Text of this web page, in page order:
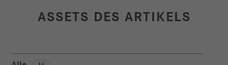
ASSETS DES ARTIKELS